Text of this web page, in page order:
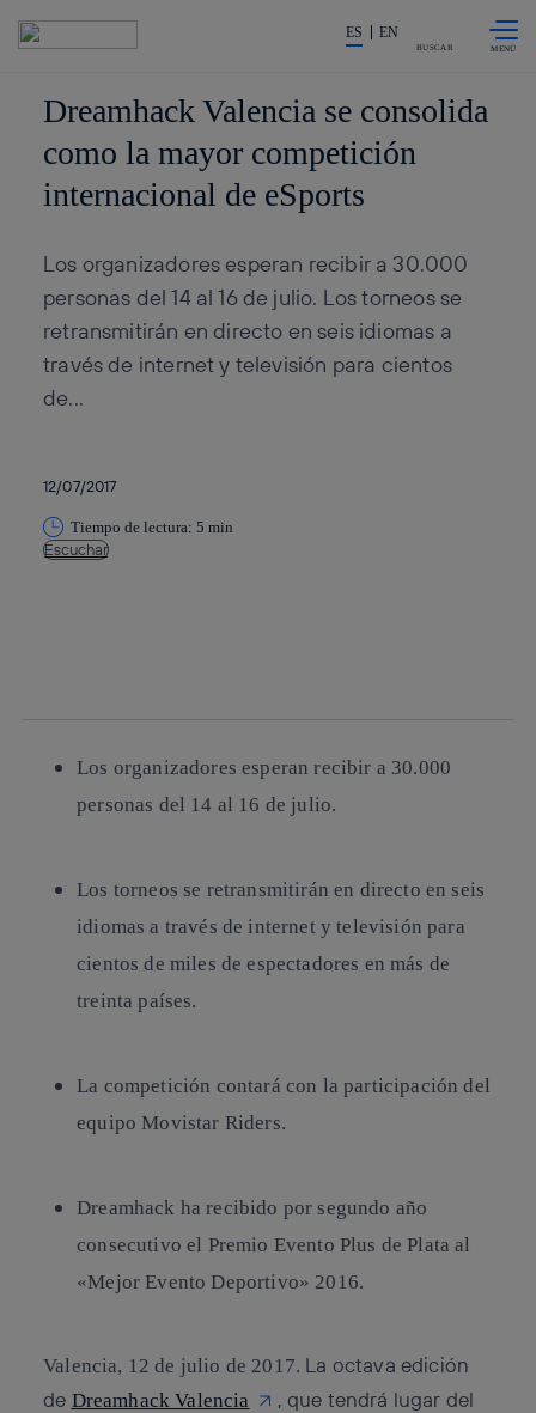
La acción en accionistas e
ES EN
BUSCAR
Dreamhack Valencia se consolida
como la mayor competición
internacional de eSports
Los organizadores esperan recibir a 30.000
personas del 14 al 16 de julio. Los torneos se
retransmitirán en directo en seis idiomas a
través de internet y televisión para cientos
de...
12/07/2017
Tiempo de lectura: 5 min
Escuchar
Los organizadores esperan recibir a 30.000
personas del 14 al 16 de julio.
Los torneos se retransmitirán en directo en seis
idiomas a través de internet y televisión para
cientos de miles de espectadores en más de
treinta países.
La competición contará con la participación del
equipo Movistar Riders.
Dreamhack ha recibido por segundo año
consecutivo el Premio Evento Plus de Plata al
«Mejor Evento Deportivo» 2016.
Valencia, 12 de julio de 2017. La octava edición
de Dreamhack Valencia
, que tendrá lugar del